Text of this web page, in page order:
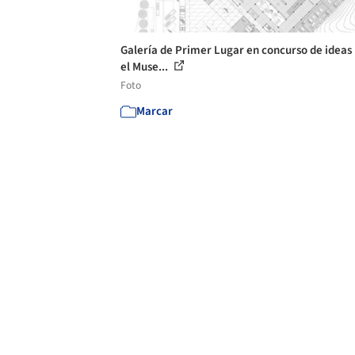
Galería de Primer Lugar en concurso de
el Muse...
Foto
Marcar